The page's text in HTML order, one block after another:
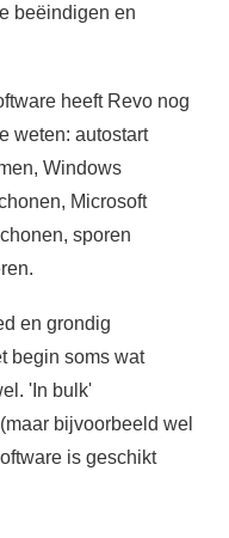
beëindigen en
heeft Revo nog
weten: autostart
Windows
Microsoft
sporen
en grondig
begin soms wat
'In bulk'
bijvoorbeeld wel
is geschikt